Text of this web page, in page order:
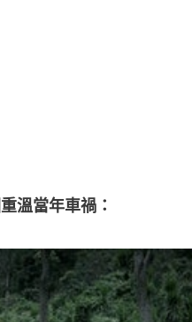
溫當年車禍：